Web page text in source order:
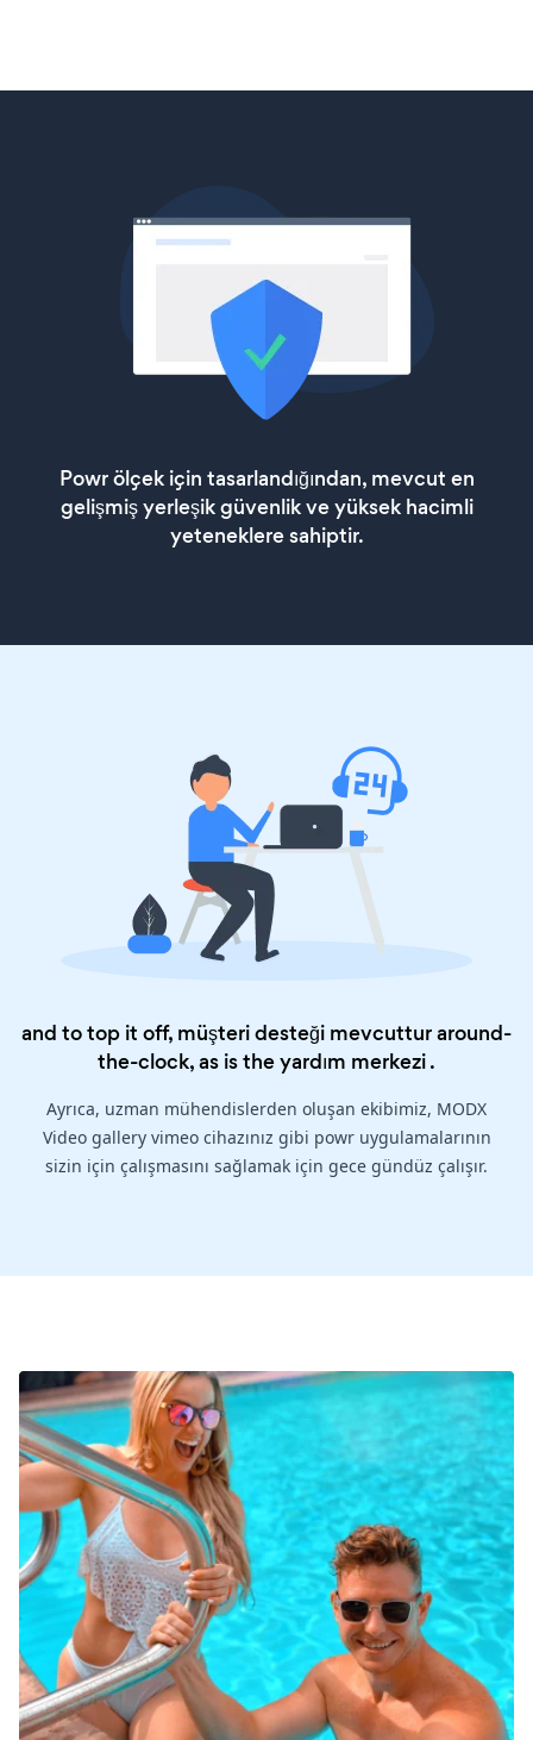
Powr ölçek için tasarlandığından, mevcut en
gelişmiş yerleşik güvenlik ve yüksek hacimli
yeteneklere sahiptir.
and to top it off, müşteri desteği mevcuttur around-
the-clock, as is theyardım merkezi.
Ayrıca, uzman mühendislerden oluşan ekibimiz, MODX
Video gallery vimeo cihazınız gibi powr uygulamalarının
sizin için çalışmasını sağlamak için gece gündüz çalışır.